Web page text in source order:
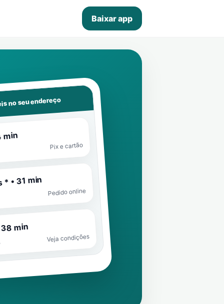
Baixar app
no seu endereço
min
Pix e cartão
• 31 min
Pedido online
min
Veja condições